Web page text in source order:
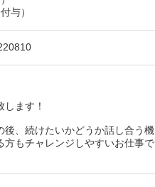
与）
ます！
、続けたいかどうか話し合う機
もチャレンジしやすいお仕事で